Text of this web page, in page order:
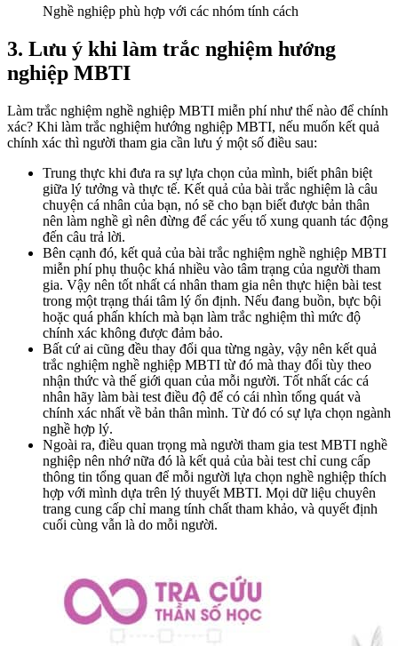
Nghề nghiệp phù hợp với các nhóm tính cách
3. Lưu ý khi làm trắc nghiệm hướng
nghiệp MBTI
Làm trắc nghiệm nghề nghiệp MBTI miễn phí như thế nào để chính
xác? Khi làm trắc nghiệm hướng nghiệp MBTI, nếu muốn kết quả
chính xác thì người tham gia cần lưu ý một số điều sau:
Trung thực khi đưa ra sự lựa chọn của mình, biết phân biệt
giữa lý tưởng và thực tế. Kết quả của bài trắc nghiệm là câu
chuyện cá nhân của bạn, nó sẽ cho bạn biết được bản thân
nên làm nghề gì nên đừng để các yếu tố xung quanh tác động
đến câu trả lời.
Bên cạnh đó, kết quả của bài trắc nghiệm nghề nghiệp MBTI
miễn phí phụ thuộc khá nhiều vào tâm trạng của người tham
gia. Vậy nên tốt nhất cá nhân tham gia nên thực hiện bài test
trong một trạng thái tâm lý ổn định. Nếu đang buồn, bực bội
hoặc quá phấn khích mà bạn làm trắc nghiệm thì mức độ
chính xác không được đảm bảo.
Bất cứ ai cũng đều thay đổi qua từng ngày, vậy nên kết quả
trắc nghiệm nghề nghiệp MBTI từ đó mà thay đổi tùy theo
nhận thức và thế giới quan của mỗi người. Tốt nhất các cá
nhân hãy làm bài test điều độ để có cái nhìn tổng quát và
chính xác nhất về bản thân mình. Từ đó có sự lựa chọn ngành
nghề hợp lý.
Ngoài ra, điều quan trọng mà người tham gia test MBTI nghề
nghiệp nên nhớ nữa đó là kết quả của bài test chỉ cung cấp
thông tin tổng quan để mỗi người lựa chọn nghề nghiệp thích
hợp với mình dựa trên lý thuyết MBTI. Mọi dữ liệu chuyên
trang cung cấp chỉ mang tính chất tham khảo, và quyết định
cuối cùng vẫn là do mỗi người.